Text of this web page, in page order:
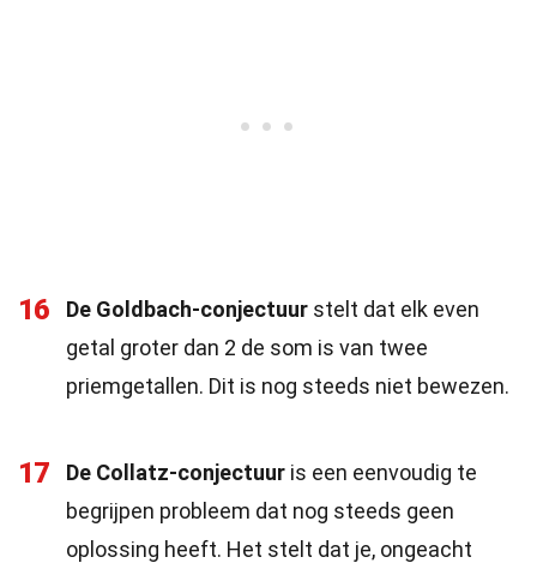
16 De Goldbach-conjectuur stelt dat elk even
getal groter dan 2 de som is van twee
priemgetallen. Dit is nog steeds niet bewezen.
17 De Collatz-conjectuur is een eenvoudig te
begrijpen probleem dat nog steeds geen
oplossing heeft. Het stelt dat je, ongeacht